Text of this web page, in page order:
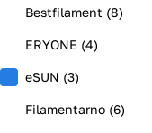
Bestfilament (8)
ERYONE (4)
eSUN (3)
Filamentarno (6)